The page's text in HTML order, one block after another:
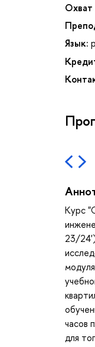
Охват
Язык:
Курс
23/
часов
для